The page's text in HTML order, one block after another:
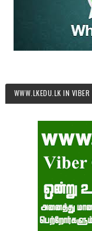
WWW.LKEDU.LK IN VIBER